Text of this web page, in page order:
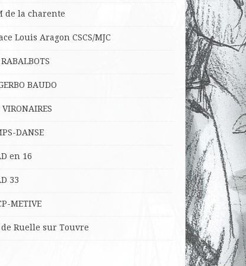
de la charente
Louis Aragon CSCS/MJC
RABALBOTS
BAUDO
VIRONAIRES
DANSE
en 16
33
METIVE
de Ruelle sur Touvre